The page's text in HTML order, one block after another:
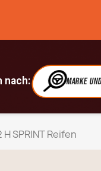
nach: Marke
SPRINT Reifen